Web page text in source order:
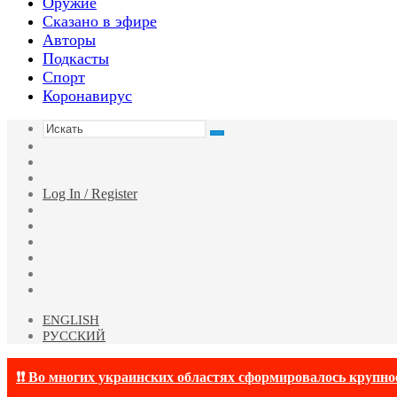
Сказано в эфире
Авторы
Подкасты
Спорт
Коронавирус
Искать
статья
Log In / Register
ENGLISH
РУССКИЙ
❗❗ Во многих украинских областях сформировалось